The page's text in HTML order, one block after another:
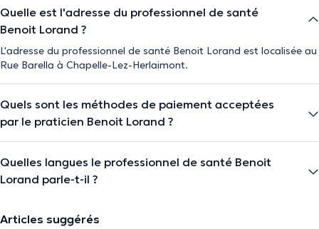
Quelle est l'adresse du professionnel de santé
Benoit Lorand ?
L'adresse du professionnel de santé Benoit Lorand est localisée au
Rue Barella à Chapelle-Lez-Herlaimont.
Quels sont les méthodes de paiement acceptées
par le praticien Benoit Lorand ?
Quelles langues le professionnel de santé Benoit
Lorand parle-t-il ?
Articles suggérés